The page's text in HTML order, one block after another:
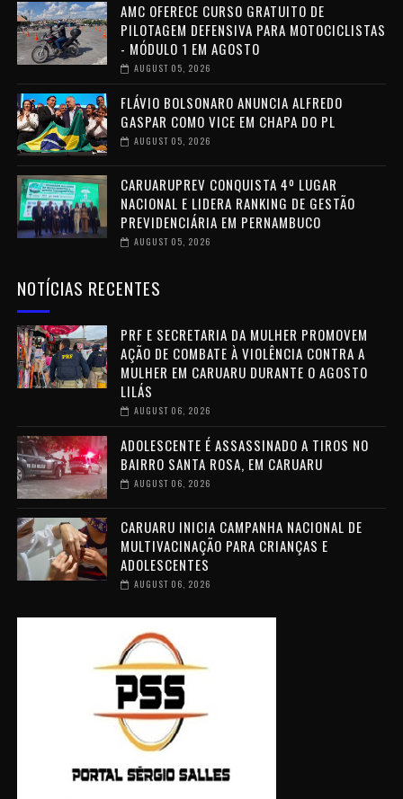
AMC OFERECE CURSO GRATUITO DE
PILOTAGEM DEFENSIVA PARA MOTOCICLISTAS
- MÓDULO 1 EM AGOSTO
AUGUST 05, 2026
FLÁVIO BOLSONARO ANUNCIA ALFREDO
GASPAR COMO VICE EM CHAPA DO PL
AUGUST 05, 2026
CARUARUPREV CONQUISTA 4º LUGAR
NACIONAL E LIDERA RANKING DE GESTÃO
PREVIDENCIÁRIA EM PERNAMBUCO
AUGUST 05, 2026
NOTÍCIAS RECENTES
PRF E SECRETARIA DA MULHER PROMOVEM
AÇÃO DE COMBATE À VIOLÊNCIA CONTRA A
MULHER EM CARUARU DURANTE O AGOSTO
LILÁS
AUGUST 06, 2026
ADOLESCENTE É ASSASSINADO A TIROS NO
BAIRRO SANTA ROSA, EM CARUARU
AUGUST 06, 2026
CARUARU INICIA CAMPANHA NACIONAL DE
MULTIVACINAÇÃO PARA CRIANÇAS E
ADOLESCENTES
AUGUST 06, 2026